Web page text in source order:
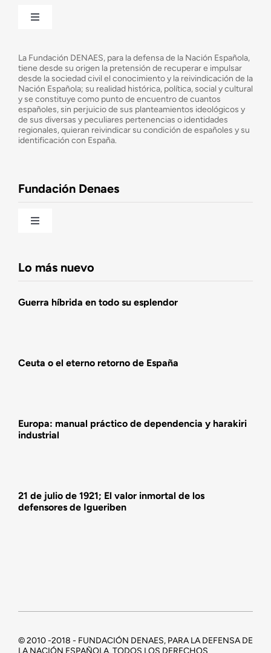
Toggle
¿Cuáles son nuestros objetivos?
Consejo Asesor
La Fundación DENAES, para la defensa de la Nación Española,
tiene desde su origen la pretensión de recuperar e impulsar
desde la sociedad civil el conocimiento y la reivindicación de la
Nación Española; su realidad histórica, política, social y cultural
y se constituye como punto de encuentro de cuantos
españoles, sin perjuicio de sus planteamientos ideológicos y
de sus diversas y peculiares pertenencias o identidades
regionales, quieran reivindicar su condición de españoles y su
identificación con España.
Fundación Denaes
Toggle
Lo más nuevo
Guerra híbrida en todo su esplendor
Ceuta o el eterno retorno de España
Europa: manual práctico de dependencia y harakiri
industrial
21 de julio de 1921; El valor inmortal de los
defensores de Igueriben
© 2010 -2018 - FUNDACIÓN DENAES, PARA LA DEFENSA DE